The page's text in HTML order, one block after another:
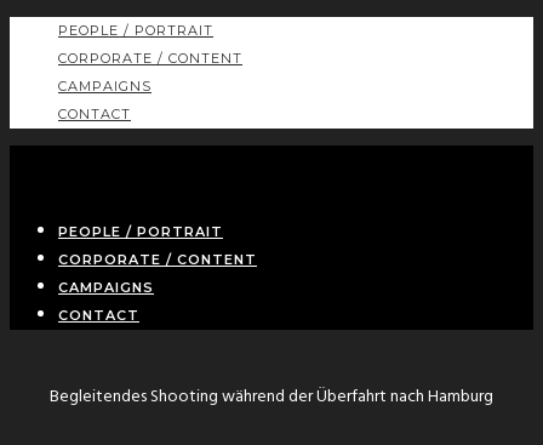
PEOPLE / PORTRAIT
CORPORATE / CONTENT
CAMPAIGNS
CONTACT
PEOPLE / PORTRAIT
CORPORATE / CONTENT
CAMPAIGNS
CONTACT
Begleitendes Shooting während der Überfahrt nach Hamburg